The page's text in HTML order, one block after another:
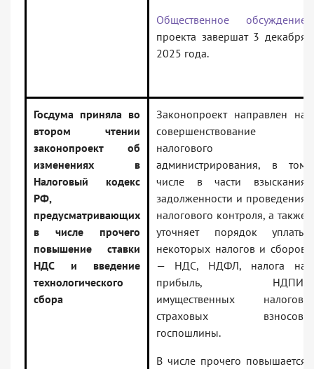
Общественное обсуждение
проекта завершат 3 декабря
2025 года.
Госдума приняла во
втором чтении
законопроект об
изменениях в
Налоговый кодекс
РФ,
предусматривающих
в числе прочего
повышение ставки
НДС и введение
технологического
сбора
Законопроект направлен на
совершенствование
налогового
администрирования, в том
числе в части взыскания
задолженности и проведения
налогового контроля, а также
уточняет порядок уплаты
некоторых налогов и сборов
— НДС, НДФЛ, налога на
прибыль, НДПИ,
имущественных налогов,
страховых взносов,
госпошлины.
В числе прочего повышается